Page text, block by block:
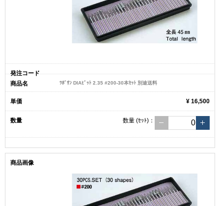
ﾂﾎﾞｻﾝ DIAﾋﾞｯﾄ 2.35 #200-30本ｾｯﾄ 別途送料
¥ 16,500
数量 (ｾｯﾄ) ：